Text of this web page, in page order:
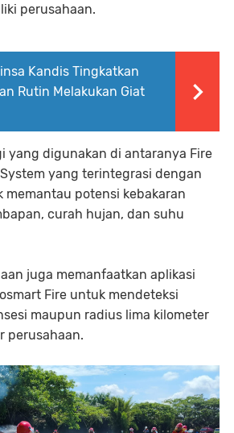
perusahaan.
Kandis Tingkatkan
Rutin Melakukan Giat
yang digunakan di antaranya Fire
yang terintegrasi dengan
memantau potensi kebakaran
curah hujan, dan suhu
juga memanfaatkan aplikasi
Fire untuk mendeteksi
maupun radius lima kilometer
perusahaan.